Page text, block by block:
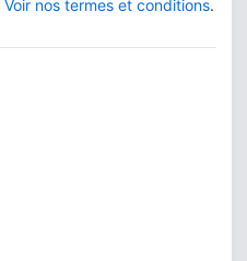
Voir nos termes et conditions.